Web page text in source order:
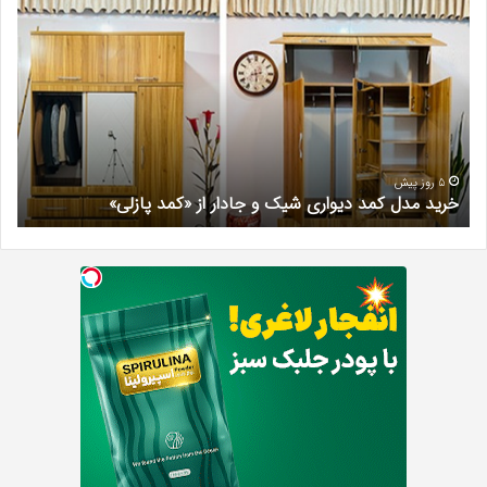
مدل
دیواری
شیک
جادار
از
«کمد
پازلی»
5 روز پیش
خرید مدل کمد دیواری شیک و جادار از «کمد پازلی»
در